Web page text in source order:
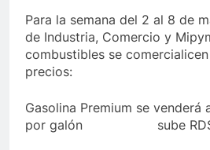
Para la semana del 2 al 8 de
de Industria, Comercio y
combustibles se
precios:
Gasolina Premium se
por galón sube